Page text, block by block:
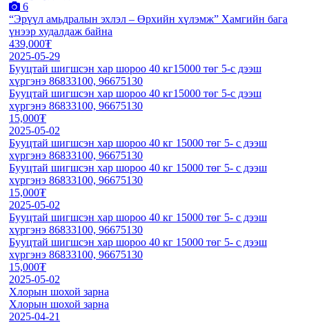
6
“Эрүүл амьдралын эхлэл – Өрхийн хүлэмж” Хамгийн бага
үнээр худалдаж байна
439,000₮
2025-05-29
Бууцтай шигшсэн хар шороо 40 кг15000 төг 5-с дээш
хүргэнэ 86833100, 96675130
Бууцтай шигшсэн хар шороо 40 кг15000 төг 5-с дээш
хүргэнэ 86833100, 96675130
15,000₮
2025-05-02
Бууцтай шигшсэн хар шороо 40 кг 15000 төг 5- с дээш
хүргэнэ 86833100, 96675130
Бууцтай шигшсэн хар шороо 40 кг 15000 төг 5- с дээш
хүргэнэ 86833100, 96675130
15,000₮
2025-05-02
Бууцтай шигшсэн хар шороо 40 кг 15000 төг 5- с дээш
хүргэнэ 86833100, 96675130
Бууцтай шигшсэн хар шороо 40 кг 15000 төг 5- с дээш
хүргэнэ 86833100, 96675130
15,000₮
2025-05-02
Хлорын шохой зарна
Хлорын шохой зарна
2025-04-21